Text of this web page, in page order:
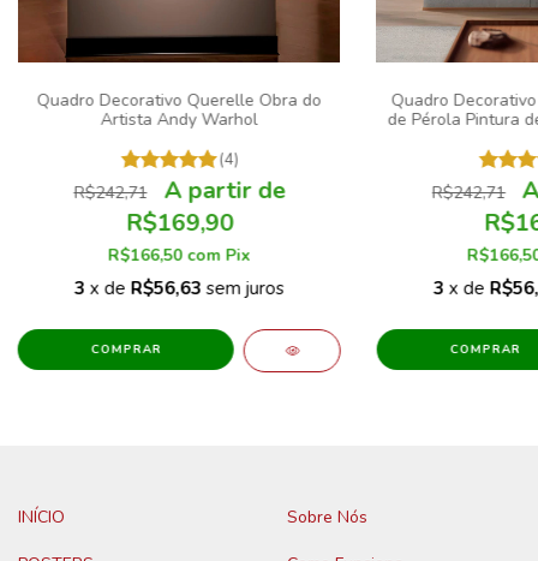
Quadro Decorativo Querelle Obra do
Artista Andy Warhol
(4)
R$242,71
R$169,90
R$166,50 com Pix
3 x de R$56,63 sem juros
COMPRAR
Quadro
de Pérola Pintura
R$242,71
3 x de
COMPRAR
INÍCIO Sobre Nós